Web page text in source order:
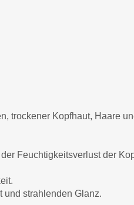
trockener Kopfhaut, Haare
Feuchtigkeitsverlust der
und strahlenden Glanz.